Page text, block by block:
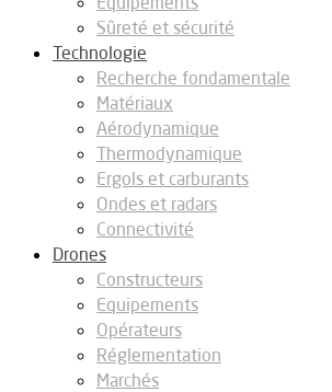
Sûreté et sécurité
Technologie
Recherche fondamentale
Matériaux
Aérodynamique
Thermodynamique
Ergols et carburants
Ondes et radars
Connectivité
Drones
Constructeurs
Equipements
Opérateurs
Réglementation
Marchés